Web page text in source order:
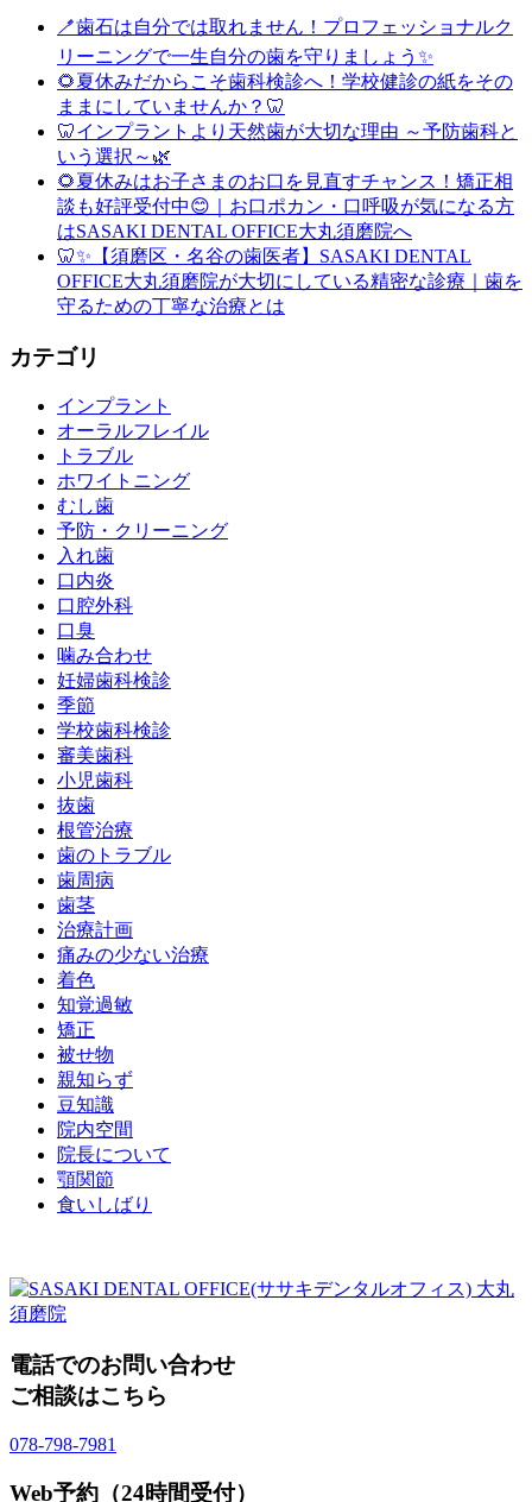
🪥歯石は自分では取れません！プロフェッショナルク
リーニングで一生自分の歯を守りましょう✨
🌻夏休みだからこそ歯科検診へ！学校健診の紙をその
ままにしていませんか？🦷
🦷インプラントより天然歯が大切な理由 ～予防歯科と
いう選択～🌿
🌻夏休みはお子さまのお口を見直すチャンス！矯正相
談も好評受付中😊｜お口ポカン・口呼吸が気になる方
はSASAKI DENTAL OFFICE大丸須磨院へ
🦷✨【須磨区・名谷の歯医者】SASAKI DENTAL
OFFICE大丸須磨院が大切にしている精密な診療｜歯を
守るための丁寧な治療とは
カテゴリ
インプラント
オーラルフレイル
トラブル
ホワイトニング
むし歯
予防・クリーニング
入れ歯
口内炎
口腔外科
口臭
噛み合わせ
妊婦歯科検診
季節
学校歯科検診
審美歯科
小児歯科
抜歯
根管治療
歯のトラブル
歯周病
歯茎
治療計画
痛みの少ない治療
着色
知覚過敏
矯正
被せ物
親知らず
豆知識
院内空間
院長について
顎関節
食いしばり
電話でのお問い合わせ
ご相談はこちら
078-798-7981
Web予約（24時間受付）